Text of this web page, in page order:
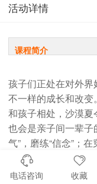
活动详情
课程简介
孩子们正处在对外
不一样的成长和改
和孩子相处，沙漠夏
也会是亲子间一辈子
气”，磨练“信念”；
解决问题的能力；让
活！
电话咨询 收藏